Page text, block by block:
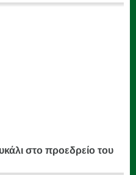
στο προεδρείο του